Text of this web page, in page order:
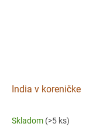
India v koreničke
Skladom (>5 ks)